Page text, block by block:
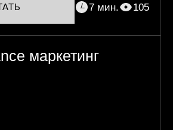
7 мин. 105